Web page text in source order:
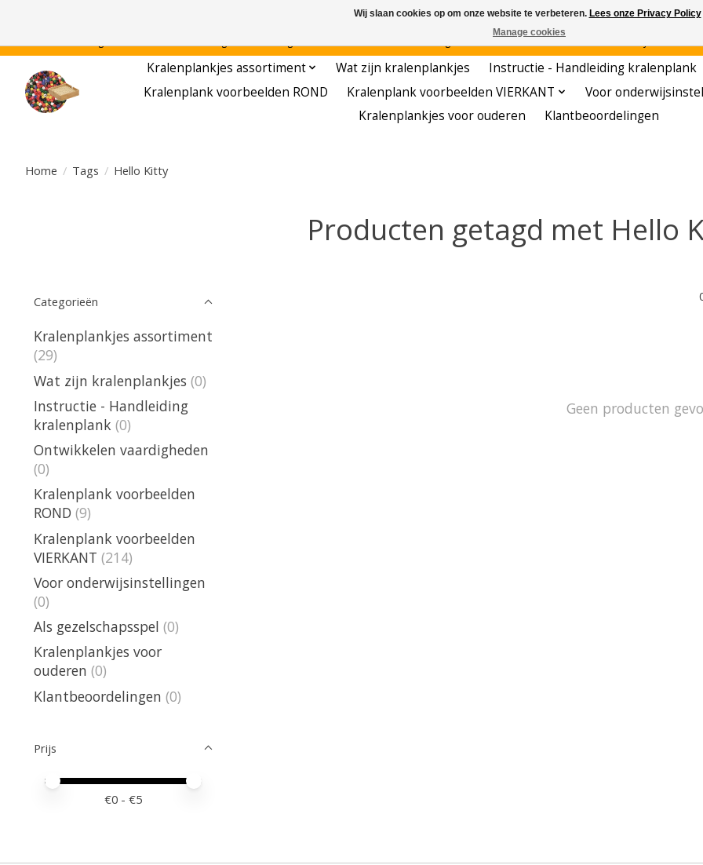
Kralenplankjes assortiment Wat zijn kralenplankjes Instructie - Handleiding kralenplank
Kralenplank voorbeelden ROND
Kralenplank voorbeelden VIERKANT Voor
Kralenplankjes voor ouderen
Klantbeoordelingen
Home / Tags / Hello Kitty
Producten getagd met Hello
Categorieën
Kralenplankjes assortiment
(29)
Wat zijn kralenplankjes (0)
Instructie - Handleiding
kralenplank (0)
Ontwikkelen vaardigheden
(0)
Kralenplank voorbeelden
ROND (9)
Kralenplank voorbeelden
VIERKANT (214)
Voor onderwijsinstellingen
(0)
Als gezelschapsspel (0)
Kralenplankjes voor
ouderen (0)
Klantbeoordelingen (0)
Prijs
Minimale prijswaarde
Price maximum value
€0 - €5
Geen producten
Wij slaan cookies op om onze website te verbeteren. Lees onze Privacy Policy
Manage cookies